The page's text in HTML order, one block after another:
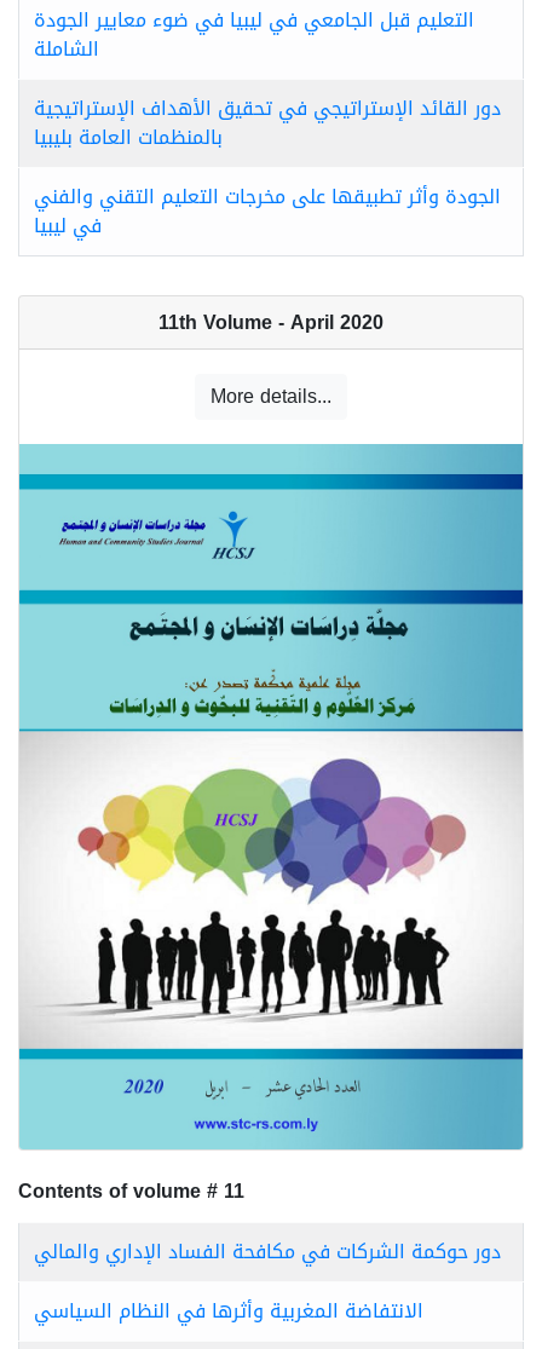
التعليم قبل الجامعي في ليبيا في ضوء معايير الجودة
الشاملة
دور القائد الإستراتيجي في تحقيق الأهداف الإستراتيجية
بالمنظمات العامة بليبيا
الجودة وأثر تطبيقها على مخرجات التعليم التقني والفني
في ليبيا
11th Volume - April 2020
More details...
Contents of volume # 11
دور حوكمة الشركات في مكافحة الفساد الإداري والمالي
الانتفاضة المغربية وأثرها في النظام السياسي